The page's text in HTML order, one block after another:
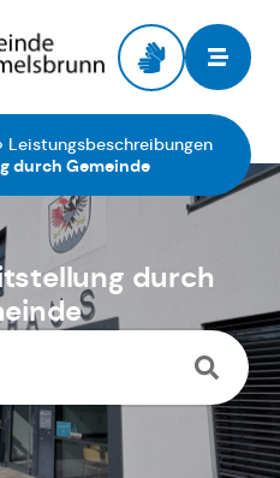
Leistungsbeschreibungen
durch Gemeinde
durch